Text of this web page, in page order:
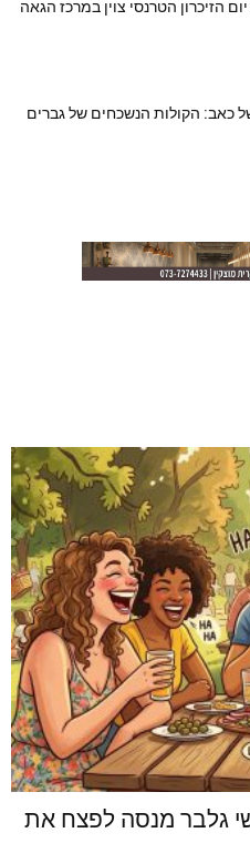
הזיכרון הטרנסי צוין במרכז הגאה
כאב: הקולות הנשכחים של גברים
גלבר מנסה לפצח את